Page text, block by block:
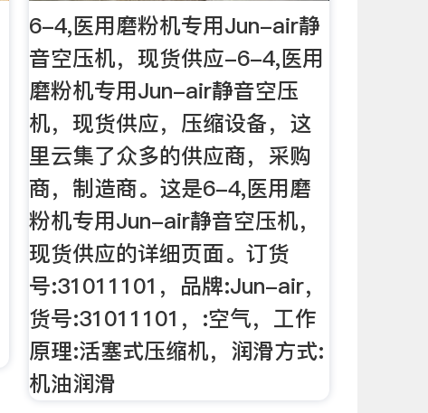
6-4,医用磨粉机专用Jun-air静
音空压机，现货供应-6-4,医用
磨粉机专用Jun-air静音空压
机，现货供应，压缩设备，这
里云集了众多的供应商，采购
商，制造商。这是6-4,医用磨
粉机专用Jun-air静音空压机，
现货供应的详细页面。订货
号:31011101，品牌:Jun-air，
货号:31011101，:空气，工作
原理:活塞式压缩机，润滑方式:
机油润滑